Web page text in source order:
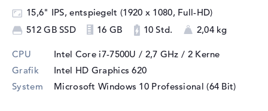
15,6" IPS, entspiegelt (1920 x 1080, Full-HD)
512 GB SSD
16 GB 10 Std. 2,04 kg
CPU Intel Core i7-7500U / 2,7 GHz / 2 Kerne
Grafik
Intel HD Graphics 620
System
Microsoft Windows 10 Professional (64 Bit)